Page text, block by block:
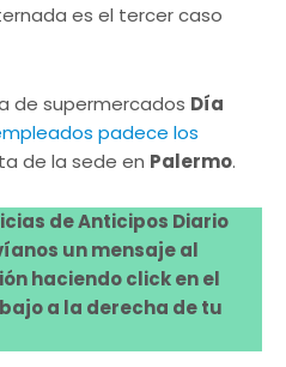
es el tercer caso
de supermercados Día
padece los
de la sede en Palermo.
de Anticipos Diario
un mensaje al
haciendo click en el
a la derecha de tu